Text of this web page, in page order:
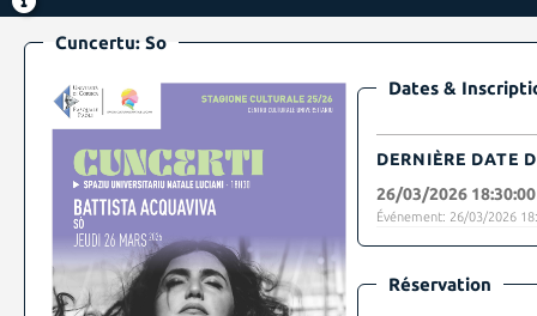
Cuncertu: So
Dates &
DERNIÈRE DATE
26/03/2026 18:30:00
Événement: 26/03/2026
Réservation